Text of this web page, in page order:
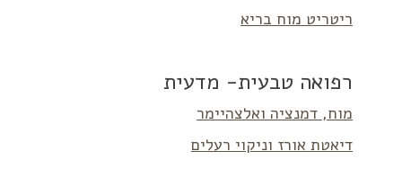
ריטריט מוח בריא
רפואה טבעית- מדעית
מוח, דמנציה ואלצהיימר
דיאטת אורז וניקוי רעלים